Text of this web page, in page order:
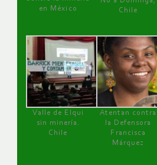
en México
Chile
Valle de Elqui
sin minería.
Chile
Atentan contra
la Defensora
Francisca
Márquez